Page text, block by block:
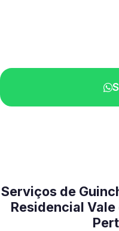
Serviços de
Residencial Vale